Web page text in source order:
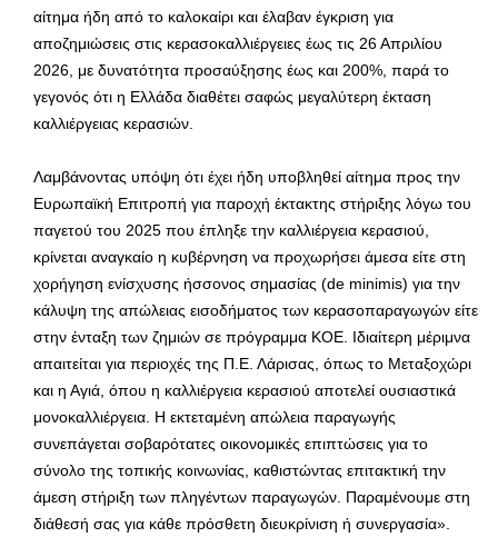
αίτημα ήδη από το καλοκαίρι και έλαβαν έγκριση για
αποζημιώσεις στις κερασοκαλλιέργειες έως τις 26 Απριλίου
2026, με δυνατότητα προσαύξησης έως και 200%, παρά το
γεγονός ότι η Ελλάδα διαθέτει σαφώς μεγαλύτερη έκταση
καλλιέργειας κερασιών.
Λαμβάνοντας υπόψη ότι έχει ήδη υποβληθεί αίτημα προς την
Ευρωπαϊκή Επιτροπή για παροχή έκτακτης στήριξης λόγω του
παγετού του 2025 που έπληξε την καλλιέργεια κερασιού,
κρίνεται αναγκαίο η κυβέρνηση να προχωρήσει άμεσα είτε στη
χορήγηση ενίσχυσης ήσσονος σημασίας (de minimis) για την
κάλυψη της απώλειας εισοδήματος των κερασοπαραγωγών είτε
στην ένταξη των ζημιών σε πρόγραμμα ΚΟΕ. Ιδιαίτερη μέριμνα
απαιτείται για περιοχές της Π.Ε. Λάρισας, όπως το Μεταξοχώρι
και η Αγιά, όπου η καλλιέργεια κερασιού αποτελεί ουσιαστικά
μονοκαλλιέργεια. Η εκτεταμένη απώλεια παραγωγής
συνεπάγεται σοβαρότατες οικονομικές επιπτώσεις για το
σύνολο της τοπικής κοινωνίας, καθιστώντας επιτακτική την
άμεση στήριξη των πληγέντων παραγωγών. Παραμένουμε στη
διάθεσή σας για κάθε πρόσθετη διευκρίνιση ή συνεργασία».